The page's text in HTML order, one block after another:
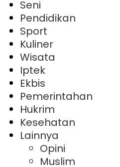
Seni
Pendidikan
Sport
Kuliner
Wisata
Iptek
Ekbis
Pemerintahan
Hukrim
Kesehatan
Lainnya
Opini
Muslim